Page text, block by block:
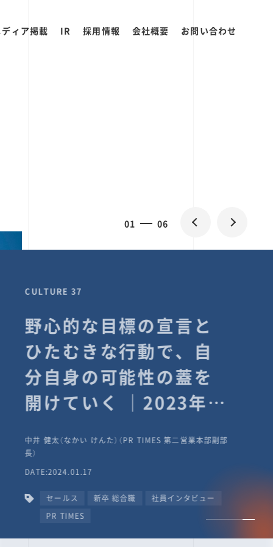
ィア掲載 IR 採用情報 会社概要 お問い合わせ
01 06
CULTURE 37
野心的な目標の宣言と
ひたむきな行動で、自
分自身の可能性の蓋を
開けていく ｜2023年度
タビュー #PR
TIMESな人たち
中井 健太（なかい けんた）（PR TIMES 第二営業本部副部
長）
DATE:2024.01.17
セールス 新卒 総合職
社員インタビュー
PR TIMES